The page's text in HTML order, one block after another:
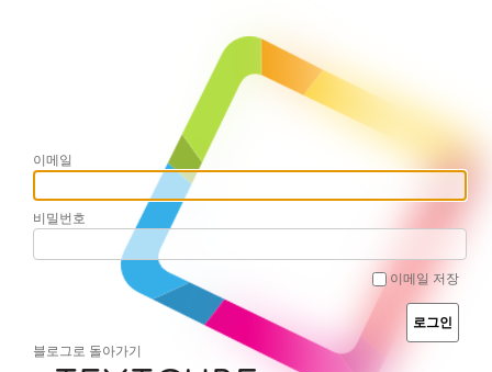
이메일
비밀번호
이메일 저장
블로그로 돌아가기